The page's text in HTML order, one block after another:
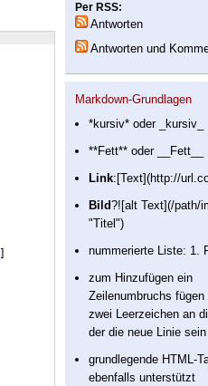
Per RSS:
Antworten
Antworten und
Markdown-Grundlagen
*kursiv* oder _kursiv_
**Fett** oder __Fett__
Link:[Text](http://
Bild?![alt Text](/path/
"Titel")
nummerierte Liste: 1.
zum Hinzufügen ein
Zeilenumbruchs
zwei Leerzeichen an
der die neue Linie
grundlegende HTML-
ebenfalls unterstützt